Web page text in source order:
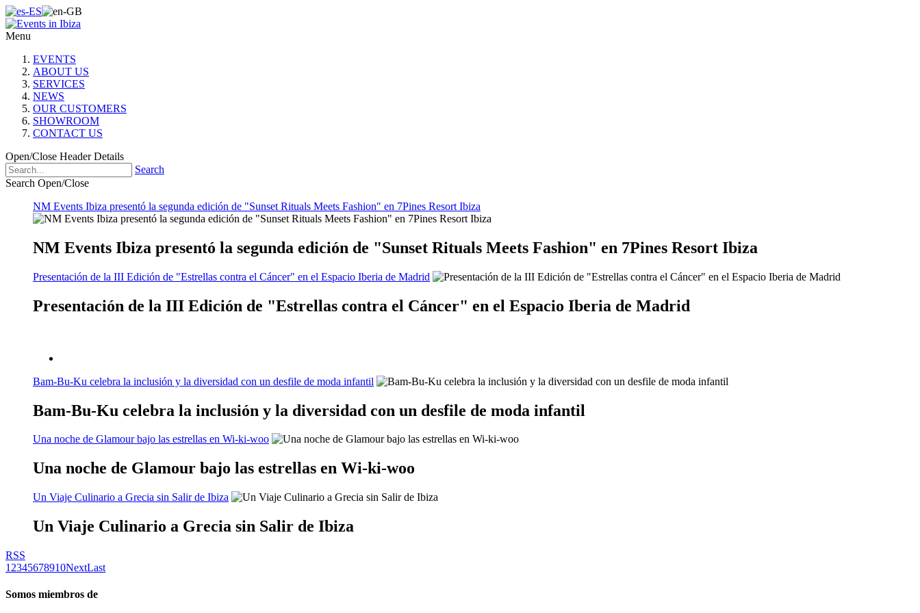
Menu
EVENTS
ABOUT US
SERVICES
NEWS
OUR CUSTOMERS
SHOWROOM
CONTACT US
Open/Close Header Details
Search
Search Open/Close
NM Events Ibiza presentó la segunda edición de "Sunset Rituals Meets Fashion" en 7Pines Resort Ibiza
NM Events Ibiza presentó la segunda edición de "Sunset Rituals Meets Fashion" en 7Pines Resort Ibiza
Presentación de la III Edición de "Estrellas contra el Cáncer" en el Espacio Iberia de Madrid
Presentación de la III Edición de "Estrellas contra el Cáncer" en el Espacio Iberia de Madrid
Bam-Bu-Ku celebra la inclusión y la diversidad con un desfile de moda infantil
Bam-Bu-Ku celebra la inclusión y la diversidad con un desfile de moda infantil
Una noche de Glamour bajo las estrellas en Wi-ki-woo
Una noche de Glamour bajo las estrellas en Wi-ki-woo
Un Viaje Culinario a Grecia sin Salir de Ibiza
Un Viaje Culinario a Grecia sin Salir de Ibiza
RSS
1 2345678910NextLast
Somos miembros de